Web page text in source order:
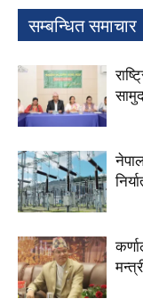
सम्बन्धित समाचार